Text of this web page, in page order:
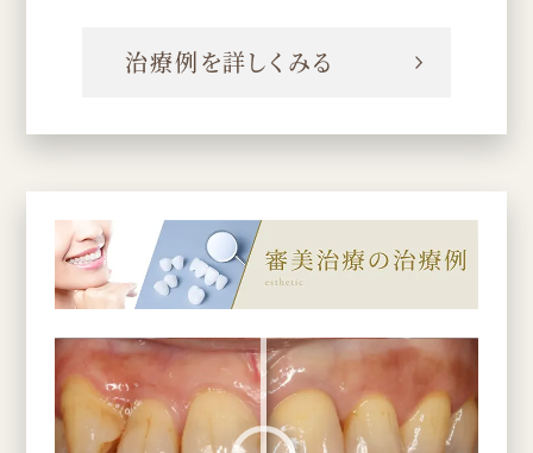
治療例を詳しくみる